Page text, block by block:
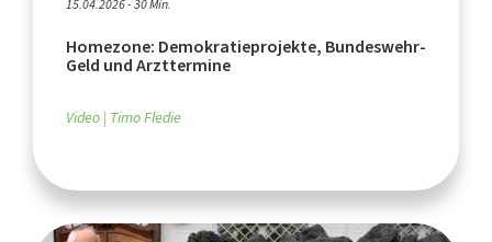
15.04.2026 - 30 Min.
Homezone: Demokratieprojekte, Bundeswehr-
Geld und Arzttermine
Video Timo Fledie